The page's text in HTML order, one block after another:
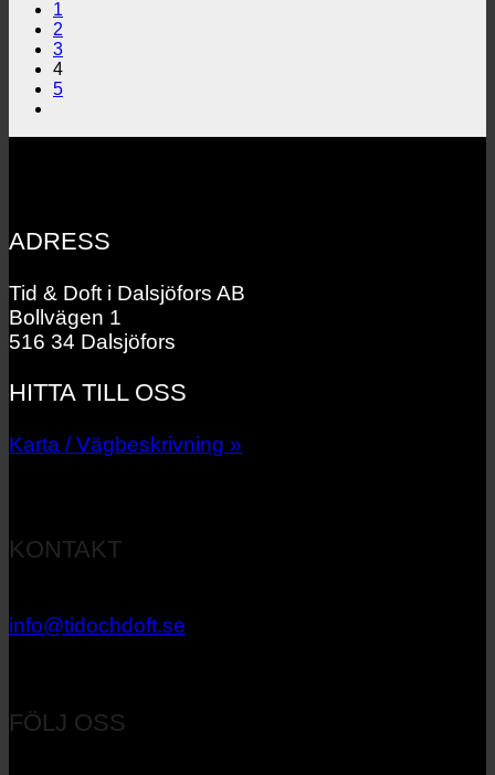
1
2
3
4
5
ADRESS
Tid & Doft i Dalsjöfors AB
Bollvägen 1
516 34 Dalsjöfors
HITTA TILL OSS
Karta / Vägbeskrivning »
KONTAKT
info@tidochdoft.se
FÖLJ OSS